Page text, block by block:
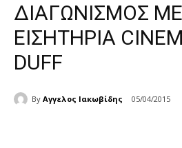
ΔΙΑΓΩΝΙΣΜΟΣ
ΕΙΣΗΤΗΡΙΑ
DUFF
By Αγγελος Ιακωβίδης 05/04/2015